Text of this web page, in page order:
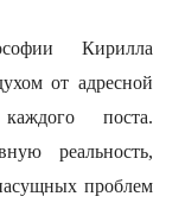
Кирилла
от адресной
поста.
реальность,
проблем